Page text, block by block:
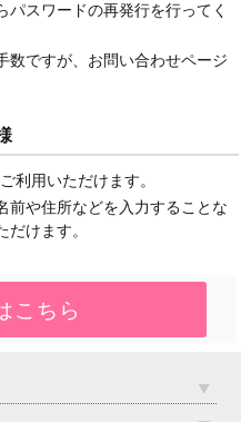
パスワードの再発行を行ってく
数ですが、お問い合わせページ
利用いただけます。
前や住所などを入力することな
けます。